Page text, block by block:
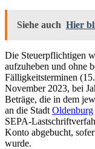
Siehe auch Hier
Die Steuerpflichtigen
aufzuheben und ohne
Fälligkeitsterminen
November 2023, bei
Beträge, die in dem
an die Stadt Oldenburg
SEPA-
Konto abgebucht,
wurde.